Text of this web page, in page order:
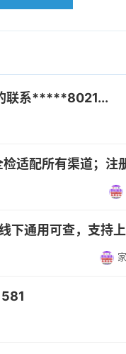
联系*****8021...
适配所有渠道；注
下通用可查，支持